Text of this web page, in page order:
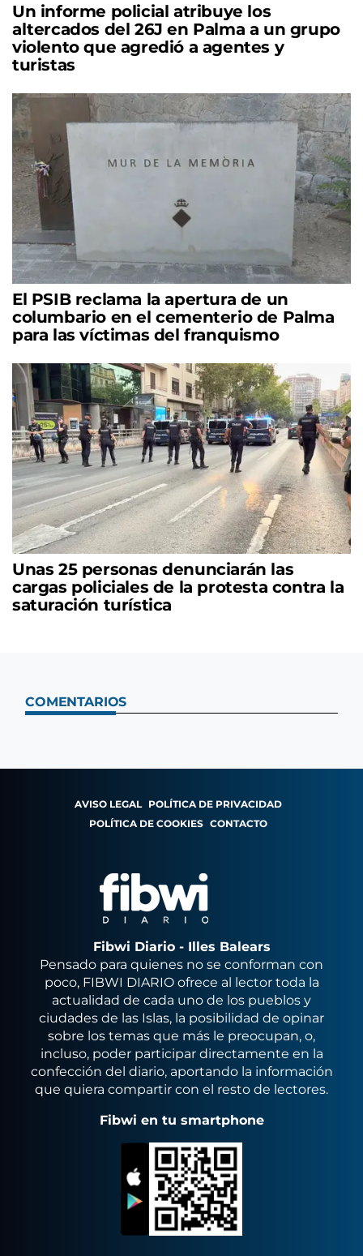
Un informe policial atribuye los
altercados del 26J en Palma a un grupo
violento que agredió a agentes y
turistas
El PSIB reclama la apertura de un
columbario en el cementerio de Palma
para las víctimas del franquismo
Unas 25 personas denunciarán las
cargas policiales de la protesta contra la
saturación turística
COMENTARIOS
AVISO LEGAL POLÍTICA DE PRIVACIDAD
POLÍTICA DE COOKIES CONTACTO
Fibwi Diario - Illes Balears
Pensado para quienes no se conforman con
poco, FIBWI DIARIO ofrece al lector toda la
actualidad de cada uno de los pueblos y
ciudades de las Islas, la posibilidad de opinar
sobre los temas que más le preocupan, o,
incluso, poder participar directamente en la
confección del diario, aportando la información
que quiera compartir con el resto de lectores.
Fibwi en tu smartphone